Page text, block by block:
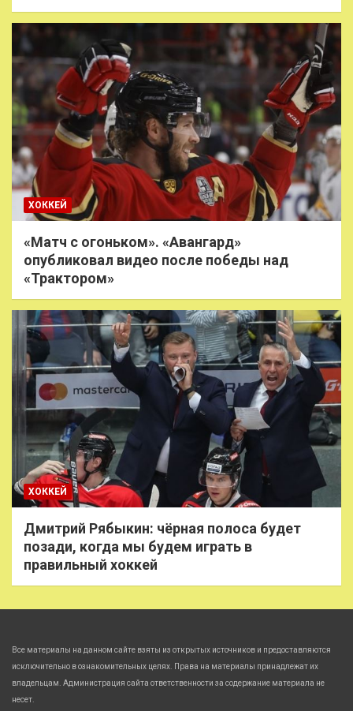
ХОККЕЙ
«Матч с огоньком». «Авангард»
опубликовал видео после победы над
«Трактором»
ХОККЕЙ
Дмитрий Рябыкин: чёрная полоса будет
позади, когда мы будем играть в
правильный хоккей
Все материалы на данном сайте взяты из открытых источников и предоставляются
исключительно в ознакомительных целях. Права на материалы принадлежат их
владельцам. Администрация сайта ответственности за содержание материала не
несет.